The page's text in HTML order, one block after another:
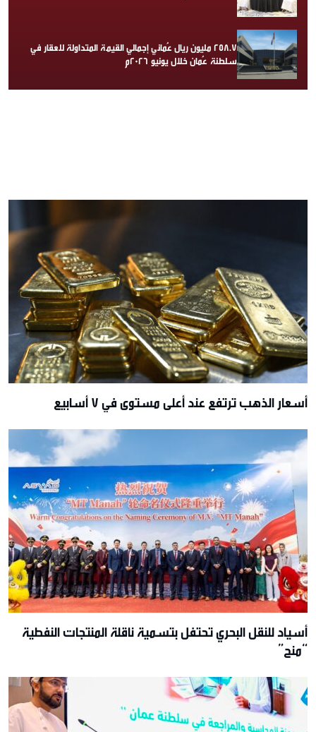
258.7 مليون ريال عُماني إجمالي القيمة المتداولة للعقار في
سلطنة عُمان خلال يونيو 2026م
أسعار الذهب ترتفع عند أعلى مستوى في 7 أسابيع
أسياد للنقل البحري تحتفل بتسمية ناقلة المنتجات النفطية
“منح”